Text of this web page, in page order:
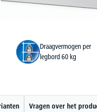
Draagvermogen per
legbord 60 kg
Vragen over het